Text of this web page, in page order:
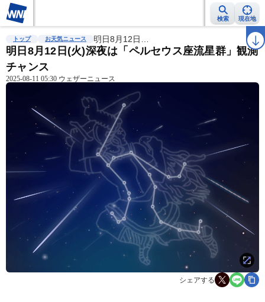
検索 現在地
雨雲レーダー 台風情報 地震情報 ラ
トップ お天気ニュース 明日8月12日…
明日8月12日(火)深夜は「ペルセウス座流星群」観測
チャンス
2025-08-11 05:30 ウェザーニュース
シェアする